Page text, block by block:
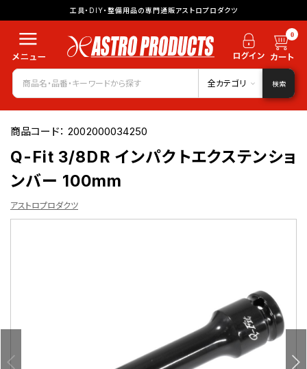
工具・DIY・整備用品の専門通販アストロプロダクツ
0
全カテゴリ 検索
商品コード：2002000034250
Q-Fit 3/8DR インパクトエクステンショ
ンバー 100mm
アストロプロダクツ